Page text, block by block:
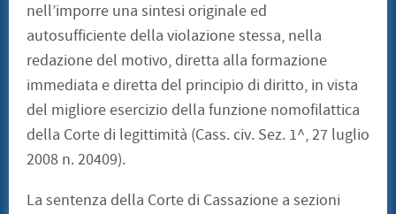
nell’imporre una sintesi originale ed
autosufficiente della violazione stessa, nella
redazione del motivo, diretta alla formazione
immediata e diretta del principio di diritto, in vista
del migliore esercizio della funzione nomofilattica
della Corte di legittimità (Cass. civ. Sez. 1^, 27 luglio
2008 n. 20409).
La sentenza della Corte di Cassazione a sezioni